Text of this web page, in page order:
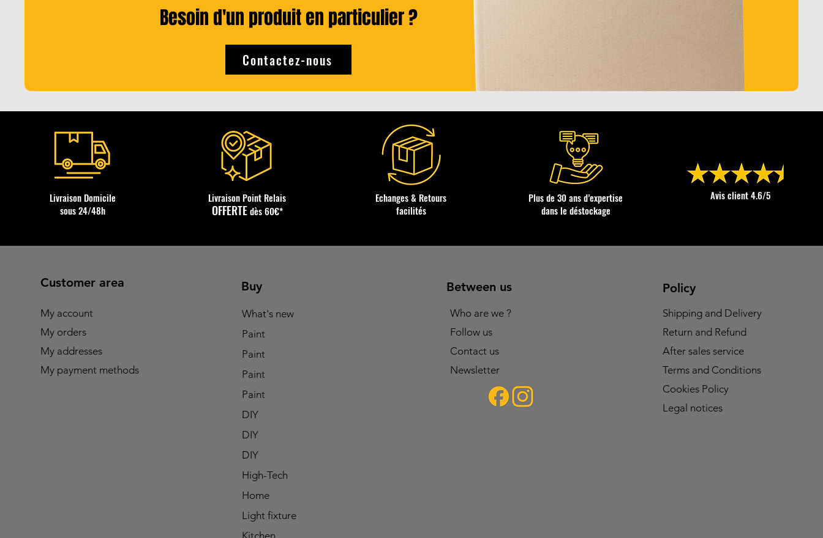
Besoin d'un produit en particulier ?
Contactez-nous
Livraison Domicile
sous 24/48h
Livraison Point Relais
OFFERTEdès 60€*
Echanges & Retours
facilités
Plus de 30 ans d’expertise
dans le déstockage
Avis client 4.6/5
Customer area
My account
My orders
My addresses
My payment methods
Buy
What's new
Paint
Paint
Paint
Paint
DIY
DIY
DIY
High-Tech
Home
Light fixture
Between us
Who are we ?
Follow us
Contact us
Newsletter
Policy
Shipping and Delivery
Return and Refund
After sales service
Terms and Conditions
Cookies Policy
Legal notices